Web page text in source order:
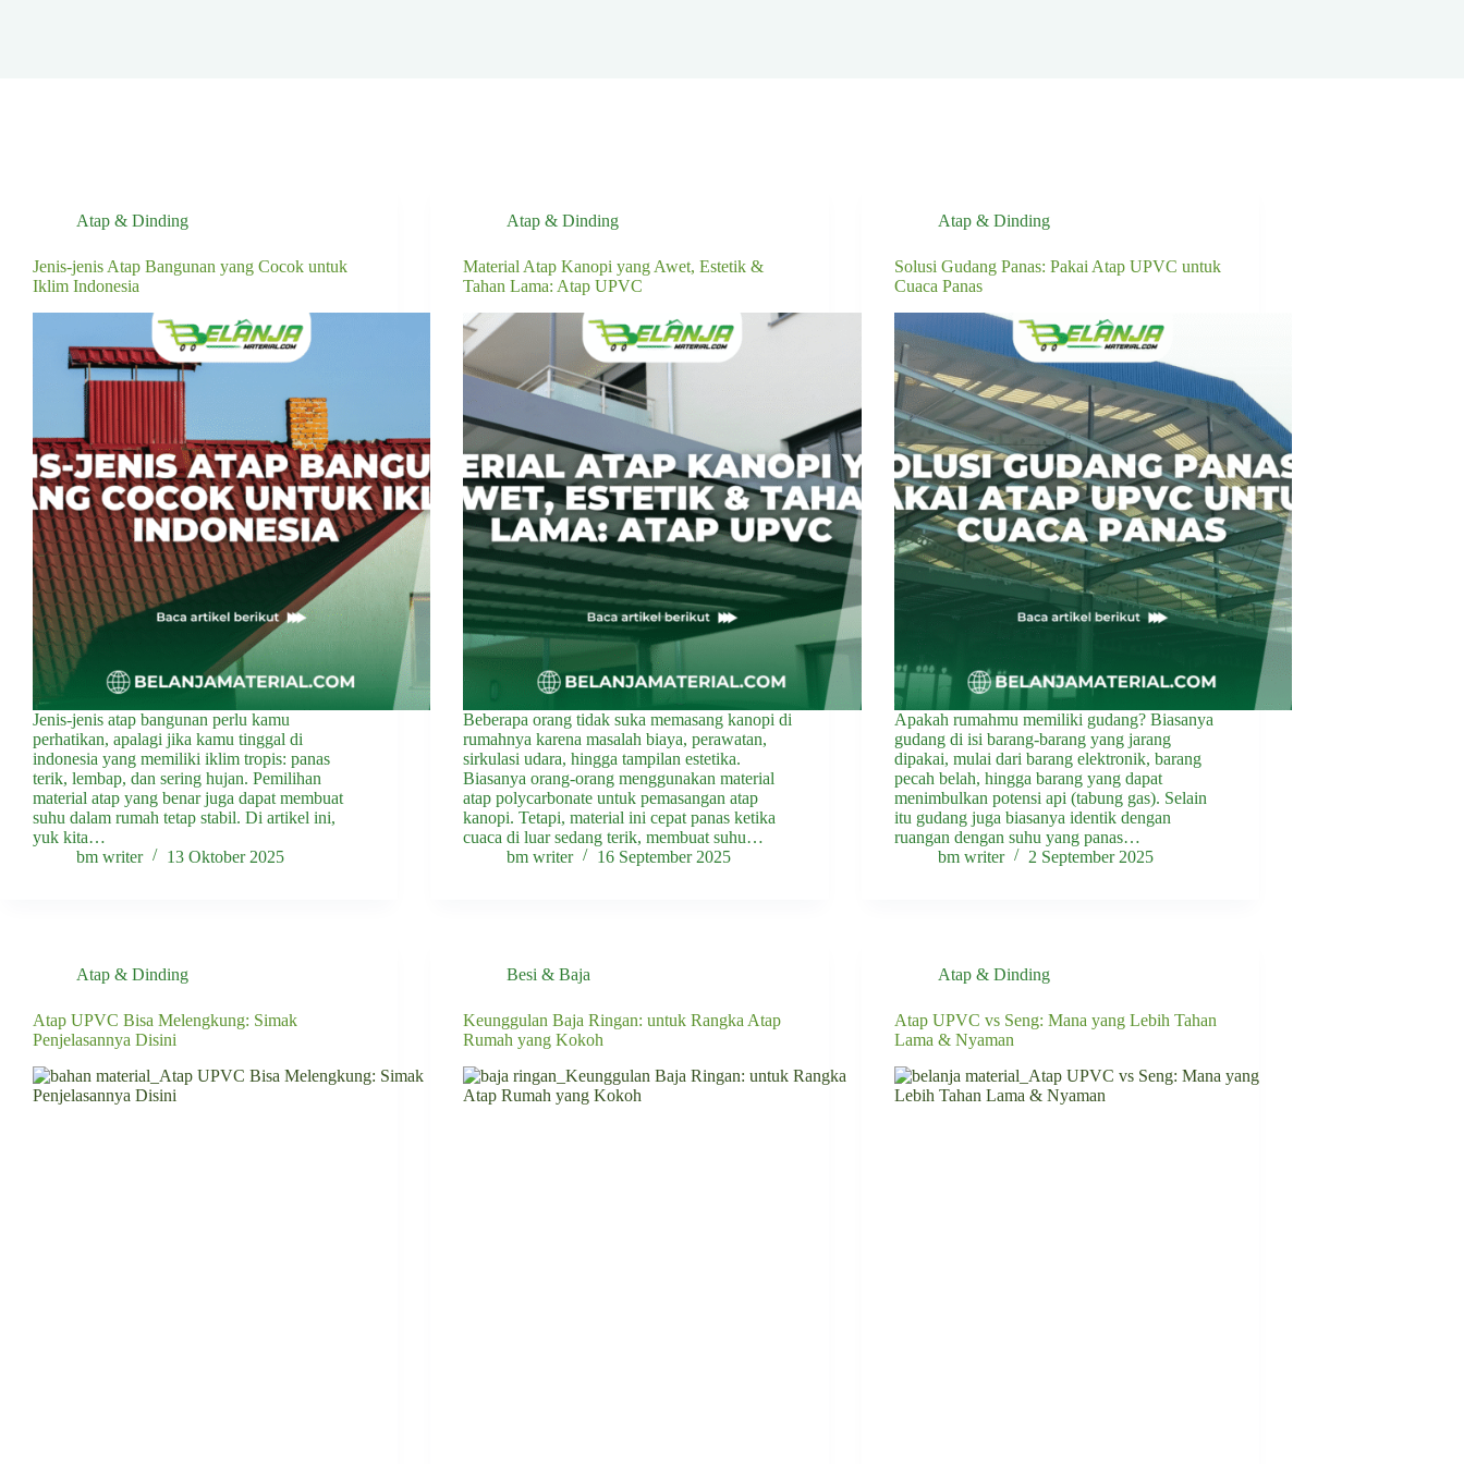
Atap & Dinding
Jenis-jenis Atap Bangunan yang Cocok untuk
Iklim Indonesia
Jenis-jenis atap bangunan perlu kamu
perhatikan, apalagi jika kamu tinggal di
indonesia yang memiliki iklim tropis: panas
terik, lembap, dan sering hujan. Pemilihan
material atap yang benar juga dapat membuat
suhu dalam rumah tetap stabil. Di artikel ini,
yuk kita…
bm writer
13 Oktober 2025
Atap & Dinding
Material Atap Kanopi yang Awet, Estetik &
Tahan Lama: Atap UPVC
Beberapa orang tidak suka memasang kanopi di
rumahnya karena masalah biaya, perawatan,
sirkulasi udara, hingga tampilan estetika.
Biasanya orang-orang menggunakan material
atap polycarbonate untuk pemasangan atap
kanopi. Tetapi, material ini cepat panas ketika
cuaca di luar sedang terik, membuat suhu…
bm writer
16 September 2025
Atap & Dinding
Solusi Gudang Panas: Pakai Atap UPVC untuk
Cuaca Panas
Apakah rumahmu memiliki gudang? Biasanya
gudang di isi barang-barang yang jarang
dipakai, mulai dari barang elektronik, barang
pecah belah, hingga barang yang dapat
menimbulkan potensi api (tabung gas). Selain
itu gudang juga biasanya identik dengan
ruangan dengan suhu yang panas…
bm writer
2 September 2025
Atap & Dinding
Atap UPVC Bisa Melengkung: Simak
Penjelasannya Disini
Besi & Baja
Keunggulan Baja Ringan: untuk Rangka Atap
Rumah yang Kokoh
Atap & Dinding
Atap UPVC vs Seng: Mana yang Lebih Tahan
Lama & Nyaman